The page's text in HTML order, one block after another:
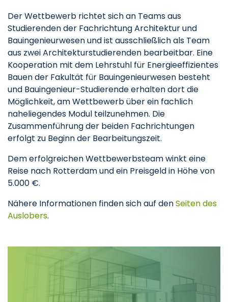
Der Wettbewerb richtet sich an Teams aus
Studierenden der Fachrichtung Architektur und
Bauingenieurwesen und ist ausschließlich als Team
aus zwei Architekturstudierenden bearbeitbar. Eine
Kooperation mit dem Lehrstuhl für Energieeffizientes
Bauen der Fakultät für Bauingenieurwesen besteht
und Bauingenieur-Studierende erhalten dort die
Möglichkeit, am Wettbewerb über ein fachlich
naheliegendes Modul teilzunehmen. Die
Zusammenführung der beiden Fachrichtungen
erfolgt zu Beginn der Bearbeitungszeit.
Dem erfolgreichen Wettbewerbsteam winkt eine
Reise nach Rotterdam und ein Preisgeld in Höhe von
5.000 €.
Nähere Informationen finden sich auf denSeiten des
Auslobers.